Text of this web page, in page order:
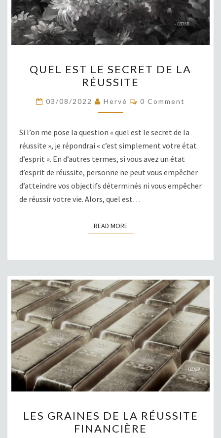
EST
LE
SECRET
DE
RÉUSSITE
QUEL EST LE SECRET DE LA
RÉUSSITE
03/08/2022 Hervé COMMENTS
0 Comment
Si l’on me pose la question « quel est le secret de la
réussite », je répondrai « c’est simplement votre état
d’esprit ». En d’autres termes, si vous avez un état
d’esprit de réussite, personne ne peut vous empêcher
d’atteindre vos objectifs déterminés ni vous empêcher
de réussir votre vie. Alors, quel est…
READ MOREREAD MORE
GRAINES
DE
LES GRAINES DE LA RÉUSSITE
FINANCIÈRE